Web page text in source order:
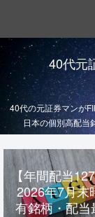
40代元
40代の元証券マンが
日本の個別高配当
【年間配当
2026年7月末
有銘柄・配